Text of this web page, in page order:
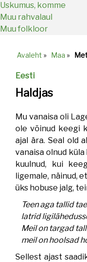
Uskumus, komme
Muu rahvalaul
Muu folkloor
Avaleht » Maa »
Eesti
Haldjas
Mu vanaisa oli
ole võinud keegi
ajal ära. Seal old
vanaisa olnud
kuulnud, kui
ligemale, näinud,
üks hobuse jalg,
Teen aga tallid
latrid
Meil on targad
meil on hoolsad
Sellest ajast